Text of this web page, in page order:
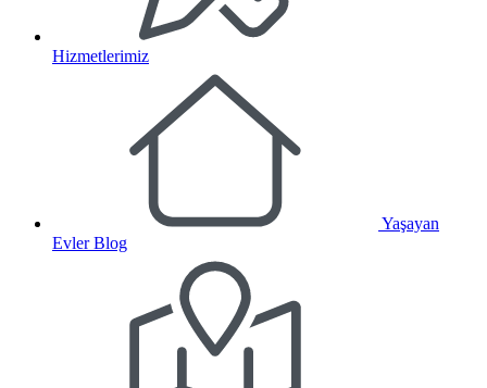
Hizmetlerimiz
Yaşayan
Evler Blog